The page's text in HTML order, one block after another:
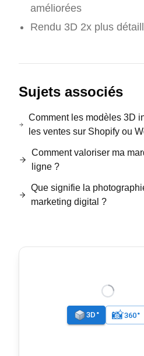
améliorées
Rendu 3D 2x plus
Sujets associés
Comment les modèles 3D
les ventes sur Shopify ou
Comment valoriser ma
ligne ?
Que signifie la
marketing digital ?